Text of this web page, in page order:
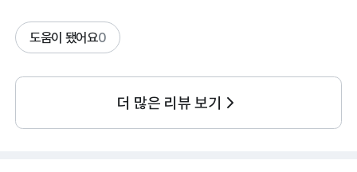
도움이 됐어요0
더 많은 리뷰 보기